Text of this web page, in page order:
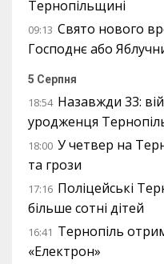
Тернопільщині
09:13 Свято нового
Господнє або
5 Серпня
18:54 Назавжди 33:
уродженця
18:00 У четвер на
та грози
17:16 Поліцейські
більше сотні дітей
16:41 Тернопіль
«Електрон»